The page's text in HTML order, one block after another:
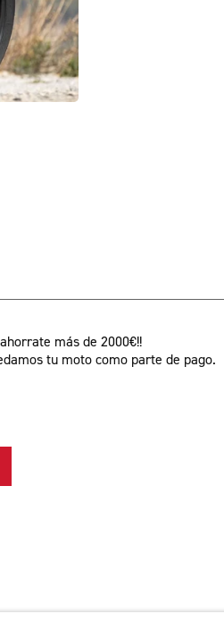
más de 2000€!!
tu moto como parte de pago.